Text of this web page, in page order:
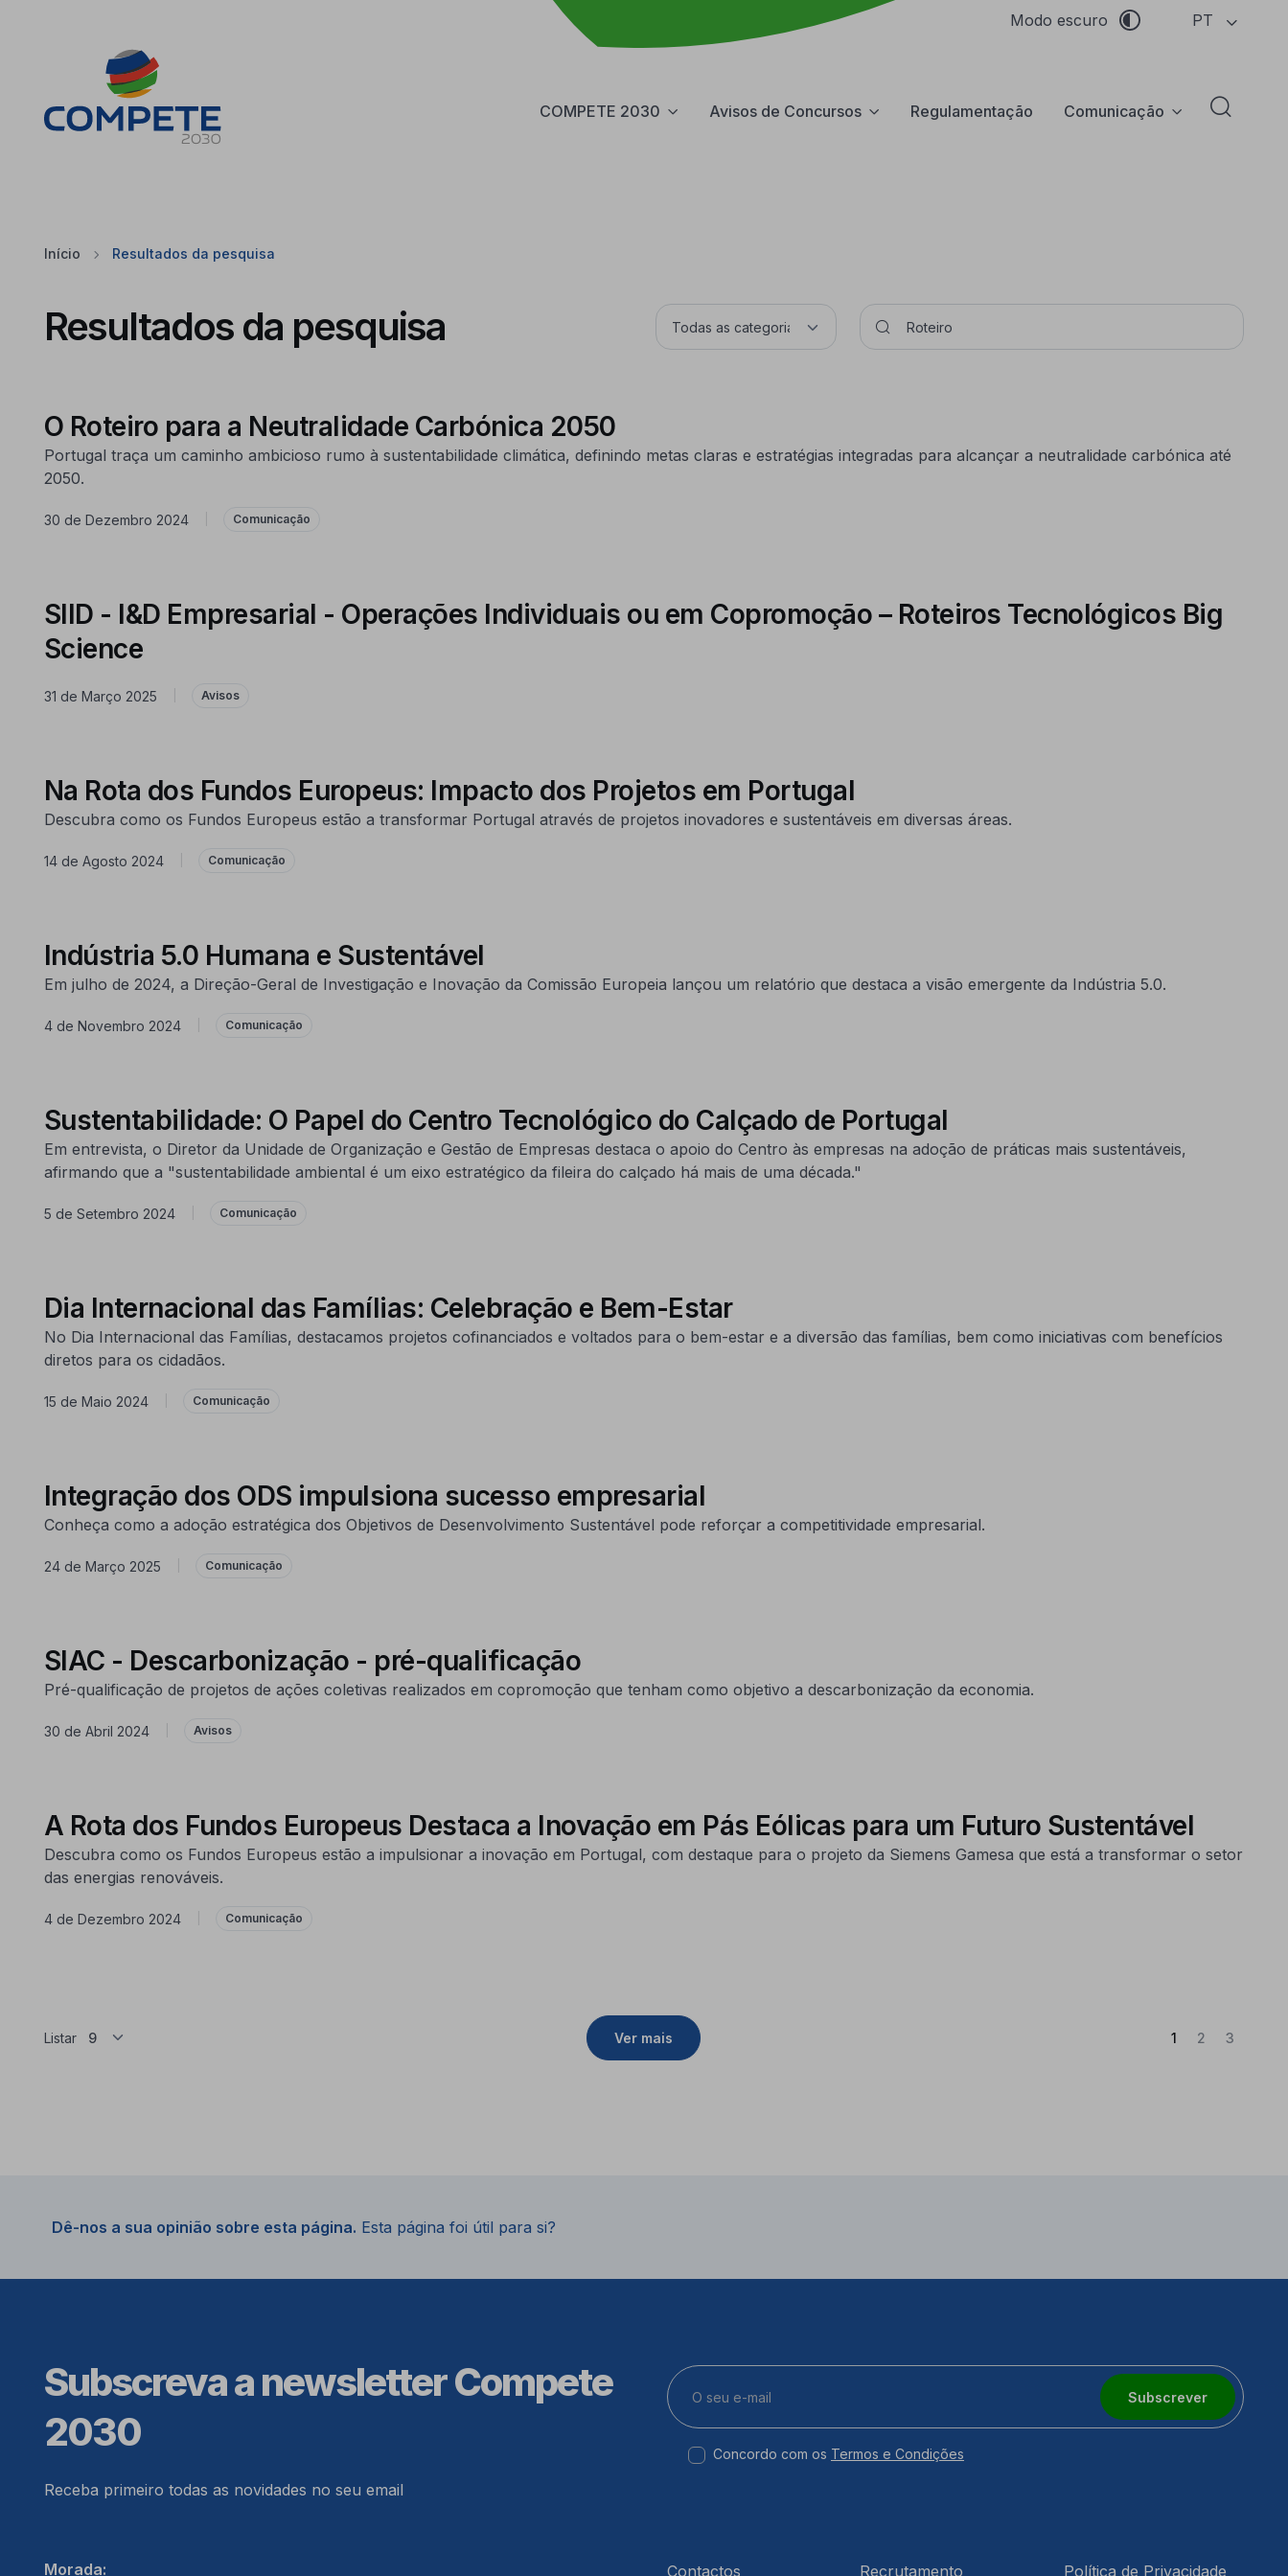
Modo escuro PT
COMPETE 2030 Avisos de Concursos Regulamentação Comunicação Abrir
Início Resultados da pesquisa
Resultados da pesquisa
O Roteiro para a Neutralidade Carbónica 2050
Portugal traça um caminho ambicioso rumo à sustentabilidade climática, definindo metas claras e estratégias integradas para alcançar a neutralidade carbónica até
2050.
30 de Dezembro 2024 Comunicação
SIID - I&D Empresarial - Operações Individuais ou em Copromoção – Roteiros Tecnológicos Big
Science
31 de Março 2025 Avisos
Na Rota dos Fundos Europeus: Impacto dos Projetos em Portugal
Descubra como os Fundos Europeus estão a transformar Portugal através de projetos inovadores e sustentáveis em diversas áreas.
14 de Agosto 2024 Comunicação
Indústria 5.0 Humana e Sustentável
Em julho de 2024, a Direção-Geral de Investigação e Inovação da Comissão Europeia lançou um relatório que destaca a visão emergente da Indústria 5.0.
4 de Novembro 2024 Comunicação
Sustentabilidade: O Papel do Centro Tecnológico do Calçado de Portugal
Em entrevista, o Diretor da Unidade de Organização e Gestão de Empresas destaca o apoio do Centro às empresas na adoção de práticas mais sustentáveis,
afirmando que a "sustentabilidade ambiental é um eixo estratégico da fileira do calçado há mais de uma década."
5 de Setembro 2024 Comunicação
Dia Internacional das Famílias: Celebração e Bem-Estar
No Dia Internacional das Famílias, destacamos projetos cofinanciados e voltados para o bem-estar e a diversão das famílias, bem como iniciativas com benefícios
diretos para os cidadãos.
15 de Maio 2024 Comunicação
Integração dos ODS impulsiona sucesso empresarial
Conheça como a adoção estratégica dos Objetivos de Desenvolvimento Sustentável pode reforçar a competitividade empresarial.
24 de Março 2025 Comunicação
SIAC - Descarbonização - pré-qualificação
Pré-qualificação de projetos de ações coletivas realizados em copromoção que tenham como objetivo a descarbonização da economia.
30 de Abril 2024 Avisos
A Rota dos Fundos Europeus Destaca a Inovação em Pás Eólicas para um Futuro Sustentável
Descubra como os Fundos Europeus estão a impulsionar a inovação em Portugal, com destaque para o projeto da Siemens Gamesa que está a transformar o setor
das energias renováveis.
4 de Dezembro 2024 Comunicação
Listar Ver mais 1 (Atual)
2 3
Dê-nos a sua opinião sobre esta página. Esta página foi útil para si?
Subscreva a newsletter Compete
2030
Receba primeiro todas as novidades no seu email
Subscrever
Concordo com os Termos e Condições
Morada: Contactos Recrutamento Política de Privacidade